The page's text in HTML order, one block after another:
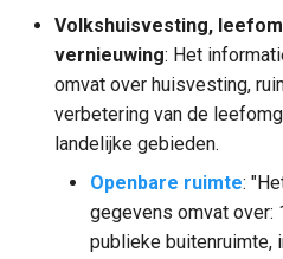
Volkshuisvesting,
vernieuwing: Het
omvat over huisvesting,
verbetering van de
landelijke gebieden.
Openbare ruimte:
gegevens omvat over:
publieke buitenruimte,